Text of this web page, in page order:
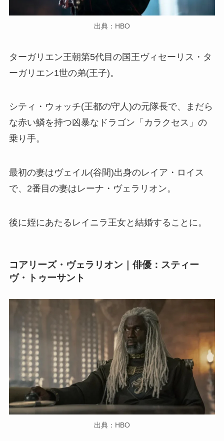
出典：HBO
ターガリエン王朝第5代目の国王ヴィセーリス・タ
ーガリエン1世の弟(王子)。
シティ・ウォッチ(王都の守人)の元隊長で、まだら
な赤い鱗を持つ凶暴なドラゴン「カラクセス」の
乗り手。
最初の妻はヴェイル(谷間)出身のレイア・ロイス
で、2番目の妻はレーナ・ヴェラリオン。
後に姪にあたるレイニラ王女と結婚することに。
コアリーズ・ヴェラリオン｜俳優：スティー
ヴ・トゥーサント
出典：HBO